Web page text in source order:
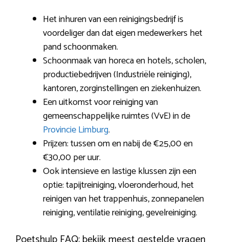
Het inhuren van een reinigingsbedrijf is
voordeliger dan dat eigen medewerkers het
pand schoonmaken.
Schoonmaak van horeca en hotels, scholen,
productiebedrijven (Industriële reiniging),
kantoren, zorginstellingen en ziekenhuizen.
Een uitkomst voor reiniging van
gemeenschappelijke ruimtes (VvE) in de
Provincie Limburg.
Prijzen: tussen om en nabij de €25,00 en
€30,00 per uur.
Ook intensieve en lastige klussen zijn een
optie: tapijtreiniging, vloeronderhoud, het
reinigen van het trappenhuis, zonnepanelen
reiniging, ventilatie reiniging, gevelreiniging.